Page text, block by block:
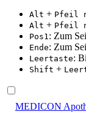
Alt + Pfeil
Alt + Pfeil
Pos1 : Zum
Ende: Zum
Leertaste:
Shift +
MEDICON